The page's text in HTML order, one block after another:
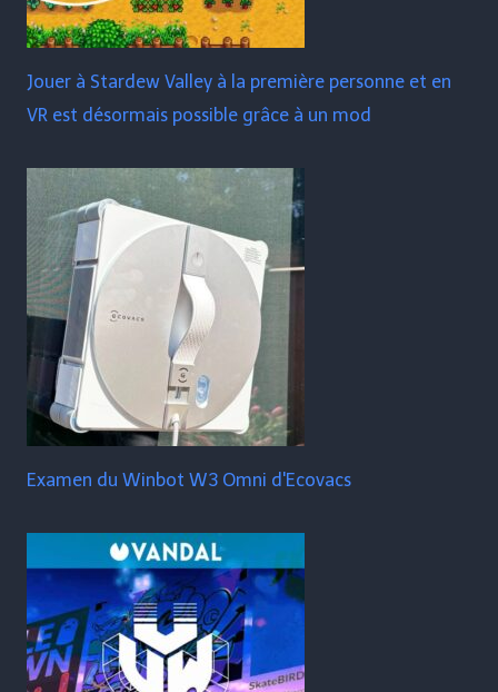
Jouer à Stardew Valley à la première personne et en
VR est désormais possible grâce à un mod
Examen du Winbot W3 Omni d'Ecovacs